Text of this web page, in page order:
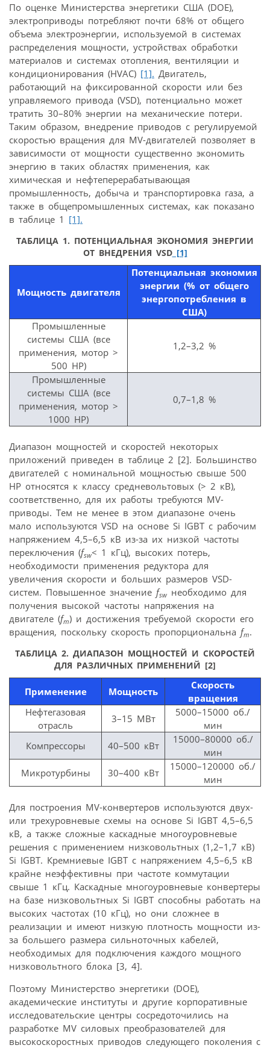
По оценке Министерства энергетики США (DOE),
электроприводы потребляют почти 68% от общего
объема электроэнергии, используемой в системах
распределения мощности, устройствах обработки
материалов и системах отопления, вентиляции и
кондиционирования (HVAC) [1]. Двигатель,
работающий на фиксированной скорости или без
управляемого привода (VSD), потенциально может
тратить 30–80% энергии на механические потери.
Таким образом, внедрение приводов с регулируемой
скоростью вращения для MV-двигателей позволяет в
зависимости от мощности существенно экономить
энергию в таких областях применения, как
химическая и нефтеперерабатывающая
промышленность, добыча и транспортировка газа, а
также в общепромышленных системах, как показано
в таблице 1 [1].
ТАБЛИЦА 1. ПОТЕНЦИАЛЬНАЯ ЭКОНОМИЯ ЭНЕРГИИ
ОТ ВНЕДРЕНИЯ VSD[1]
Мощность двигателя
Потенциальная экономия
энергии (% от общего
энергопотребления в
США)
Промышленные
системы США (все
применения, мотор >
500 HP)
1,2–3,2 %
Промышленные
системы США (все
применения, мотор >
1000 HP)
0,7–1,8 %
Диапазон мощностей и скоростей некоторых
приложений приведен в таблице 2 [2]. Большинство
двигателей с номинальной мощностью свыше 500
HP относятся к классу средневольтовых (> 2 кВ),
соответственно, для их работы требуются MV-
приводы. Тем не менее в этом диапазоне очень
мало используются VSD на основе Si IGBT с рабочим
напряжением 4,5–6,5 кВ из-за их низкой частоты
переключения (fsw< 1 кГц), высоких потерь,
необходимости применения редуктора для
увеличения скорости и больших размеров VSD-
систем. Повышенное значение fsw необходимо для
получения высокой частоты напряжения на
двигателе (fm) и достижения требуемой скорости его
вращения, поскольку скорость пропорциональна fm.
ТАБЛИЦА 2. ДИАПАЗОН МОЩНОСТЕЙ И СКОРОСТЕЙ
ДЛЯ РАЗЛИЧНЫХ ПРИМЕНЕНИЙ [2]
Применение Мощность
Скорость
вращения
Нефтегазовая
отрасль
3–15 МВт
5000–15000 об./
мин
Компрессоры
40–500 кВт
15000–80000 об./
мин
Микротурбины
30–400 кВт
15000–120000 об./
мин
Для построения MV-конвертеров используются двух-
или трехуровневые схемы на основе Si IGBT 4,5–6,5
кВ, а также сложные каскадные многоуровневые
решения с применением низковольтных (1,2–1,7 кВ)
Si IGBT. Кремниевые IGBT с напряжением 4,5–6,5 кВ
крайне неэффективны при частоте коммутации
свыше 1 кГц. Каскадные многоуровневые конвертеры
на базе низковольтных Si IGBT способны работать на
высоких частотах (10 кГц), но они сложнее в
реализации и имеют низкую плотность мощности из-
за большего размера сильноточных кабелей,
необходимых для подключения каждого мощного
низковольтного блока [3, 4].
Поэтому Министерство энергетики (DOE),
академические институты и другие корпоративные
исследовательские центры сосредоточились на
разработке MV силовых преобразователей для
высокоскоростных приводов следующего поколения с